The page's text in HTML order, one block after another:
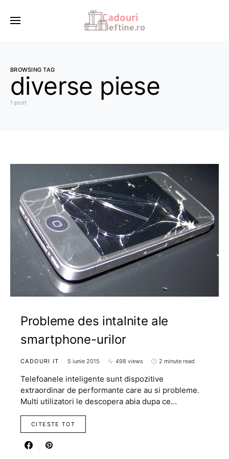
BROWSING TAG
diverse piese
1 post
Probleme des intalnite ale
smartphone-urilor
CADOURI IT 5 iunie 2015 498 views 2 minute read
Telefoanele inteligente sunt dispozitive
extraordinar de performante care au si probleme.
Multi utilizatori le descopera abia dupa ce…
CITESTE TOT